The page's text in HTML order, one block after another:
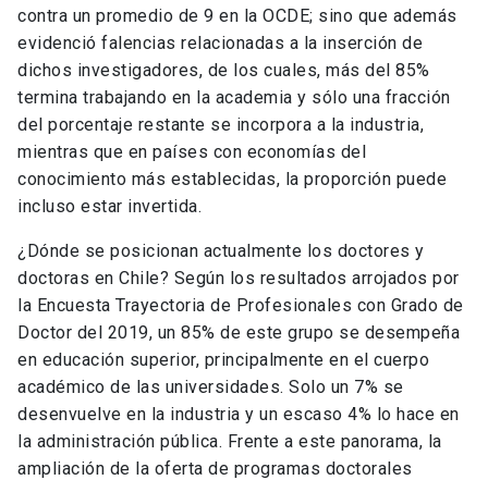
contra un promedio de 9 en la OCDE; sino que además
evidenció falencias relacionadas a la inserción de
dichos investigadores, de los cuales, más del 85%
termina trabajando en la academia y sólo una fracción
del porcentaje restante se incorpora a la industria,
mientras que en países con economías del
conocimiento más establecidas, la proporción puede
incluso estar invertida.
¿Dónde se posicionan actualmente los doctores y
doctoras en Chile? Según los resultados arrojados por
la Encuesta Trayectoria de Profesionales con Grado de
Doctor del 2019, un 85% de este grupo se desempeña
en educación superior, principalmente en el cuerpo
académico de las universidades. Solo un 7% se
desenvuelve en la industria y un escaso 4% lo hace en
la administración pública. Frente a este panorama, la
ampliación de la oferta de programas doctorales